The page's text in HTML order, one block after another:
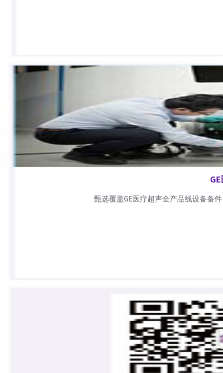
甄选覆盖GE医疗超声全产品线设备备